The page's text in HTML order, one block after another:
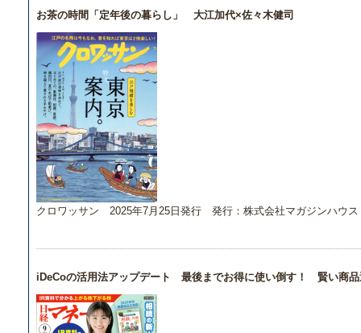
お茶の時間「定年後の暮らし」 大江加代×佐々木健司
クロワッサン 2025年7月25日発行 発行：株式会社マガジンハウス
iDeCoの活用法アップデート 最後までお得に使い倒す！ 賢い商品